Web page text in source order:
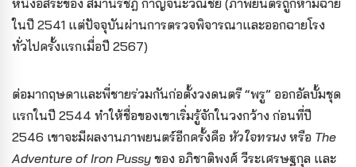
หนังอิสระของ สมานรัชฎ์ กาญจนะวณิชย์ (ภาพยนตร์ถูกห้ามฉาย
ในปี 2541 แต่ปัจจุบันผ่านการตรวจพิจารณาและออกฉายโรง
ทั่วไปครั้งแรกเมื่อปี 2567)
ต่อมากฤษดาและพี่ชายร่วมกันก่อตั้งวงดนตรี “พรู” ออกอัลบั้มชุด
แรกในปี 2544 ทำให้ชื่อของเขาเริ่มรู้จักในวงกว้าง ก่อนที่ปี
2546 เขาจะมีผลงานภาพยนตร์อีกครั้งคือ หัวใจทรนง หรือ The
Adventure of Iron Pussy ของ อภิชาติพงศ์ วีระเศรษฐกุล และ